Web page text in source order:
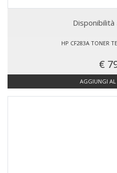
Disponibilità
HP CF283A TONER
€
AGGIUNGI AL